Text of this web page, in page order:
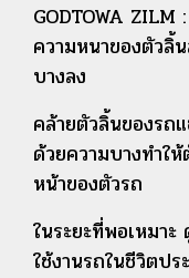
GODTOWA
ความหนาของตัวลิ้
บางลง
คล้ายตัวลิ้นของรถ
ด้วยความบางทำใ
หน้าของตัวรถ
ในระยะที่พอเหมา
ใช้งานรถในชีวิตปร